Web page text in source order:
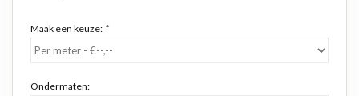
Maak een keuze: *
Ondermaten: